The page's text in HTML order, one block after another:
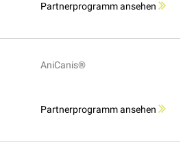
Partnerprogramm ansehen
AniCanis®
Partnerprogramm ansehen